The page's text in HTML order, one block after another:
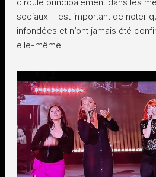
sociaux. Il est important de noter
infondées et n’ont jamais été
elle-même.